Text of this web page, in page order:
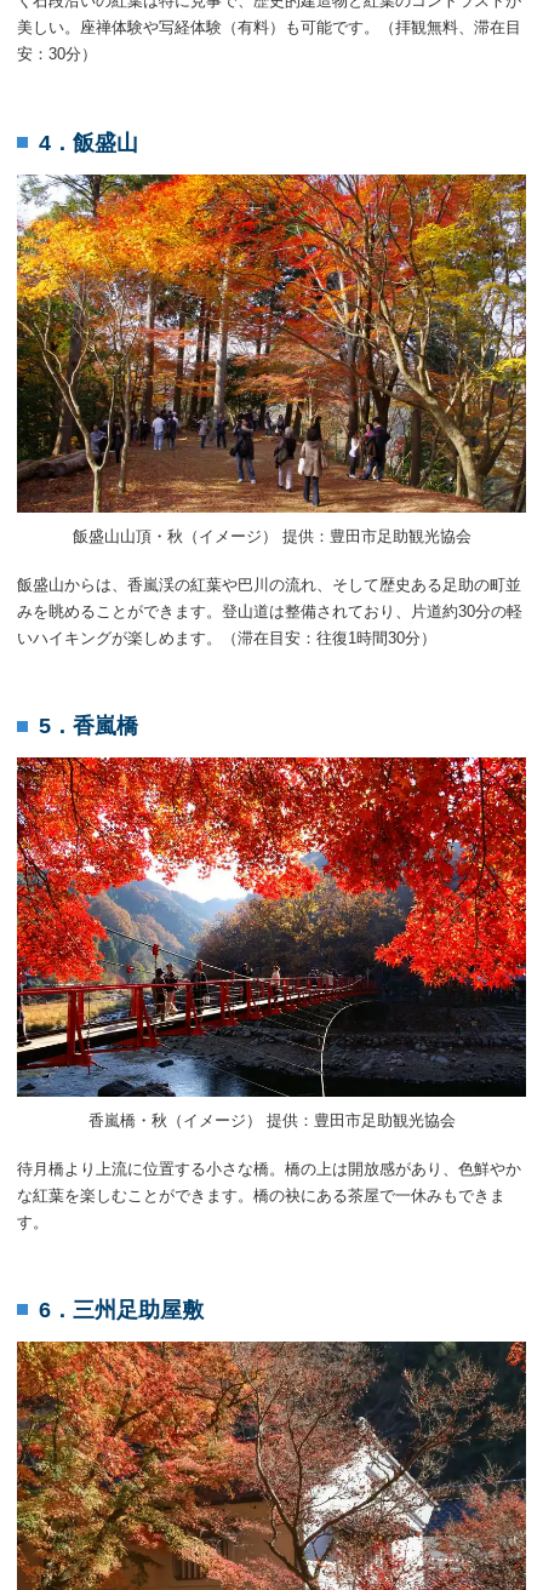
美しい。座禅体験や写経体験（有料）も可能です。（拝観無料、滞在目
安：30分）
4．飯盛山
飯盛山山頂・秋（イメージ） 提供：豊田市足助観光協会
飯盛山からは、香嵐渓の紅葉や巴川の流れ、そして歴史ある足助の町並
みを眺めることができます。登山道は整備されており、片道約30分の軽
いハイキングが楽しめます。（滞在目安：往復1時間30分）
5．香嵐橋
香嵐橋・秋（イメージ） 提供：豊田市足助観光協会
待月橋より上流に位置する小さな橋。橋の上は開放感があり、色鮮やか
な紅葉を楽しむことができます。橋の袂にある茶屋で一休みもできま
す。
6．三州足助屋敷